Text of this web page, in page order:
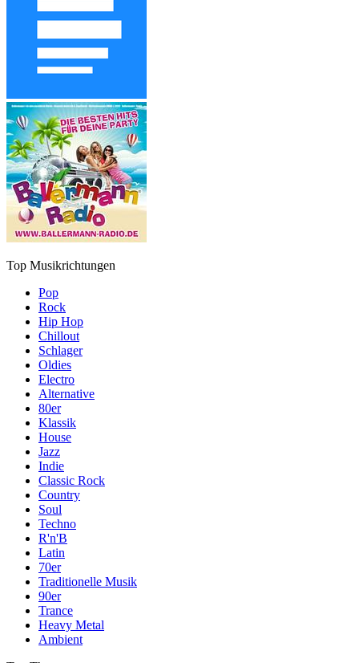
Top Musikrichtungen
Pop
Rock
Hip Hop
Chillout
Schlager
Oldies
Electro
Alternative
80er
Klassik
House
Jazz
Indie
Classic Rock
Country
Soul
Techno
R'n'B
Latin
70er
Traditionelle Musik
90er
Trance
Heavy Metal
Ambient